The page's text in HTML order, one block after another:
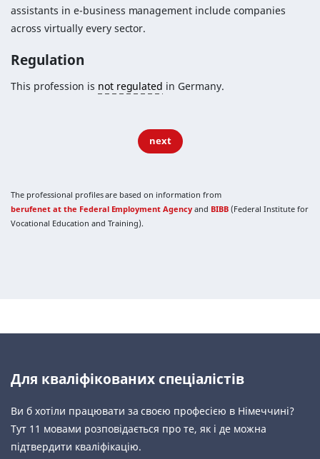
assistants in e-business management include companies
across virtually every sector.
Regulation
This profession is not regulated in Germany.
next
The professional profiles are based on information from
berufenet at the Federal Employment Agency and BIBB (Federal Institute for
Vocational Education and Training).
Для кваліфікованих спеціалістів
Ви б хотіли працювати за своєю професією в Німеччині?
Тут 11 мовами розповідається про те, як і де можна
підтвердити кваліфікацію.